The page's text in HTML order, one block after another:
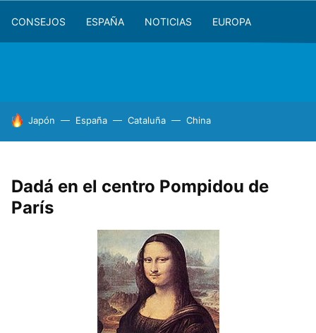
CONSEJOS ESPAÑA NOTICIAS EUROPA
HOY SE HABLA DE
Japón España Cataluña China
Dadá en el centro Pompidou de
París